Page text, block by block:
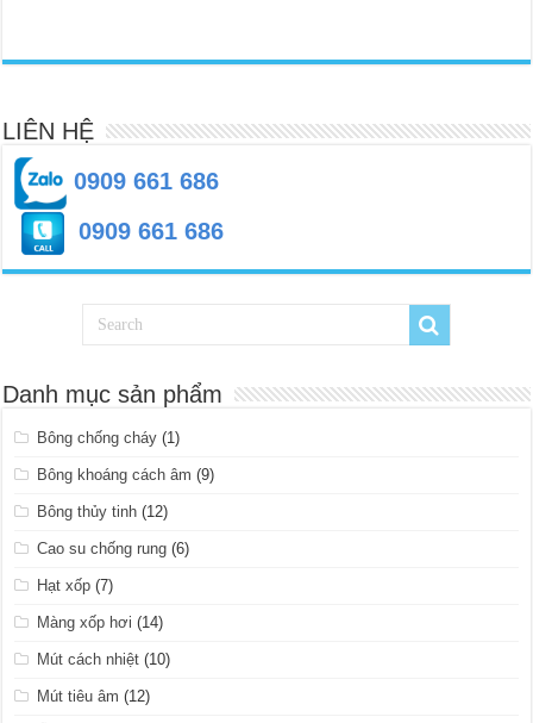
LIÊN HỆ
0909 661 686
0909 661 686
Danh mục sản phẩm
Bông chống cháy (1)
Bông khoáng cách âm (9)
Bông thủy tinh (12)
Cao su chống rung (6)
Hạt xốp (7)
Màng xốp hơi (14)
Mút cách nhiệt (10)
Mút tiêu âm (12)